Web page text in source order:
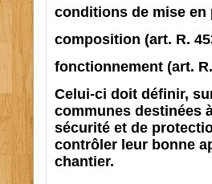
conditions de mise en
composition (art. R.
fonctionnement (art.
Celui-ci doit définir,
communes destinées
sécurité et de
contrôler leur bonne
chantier.